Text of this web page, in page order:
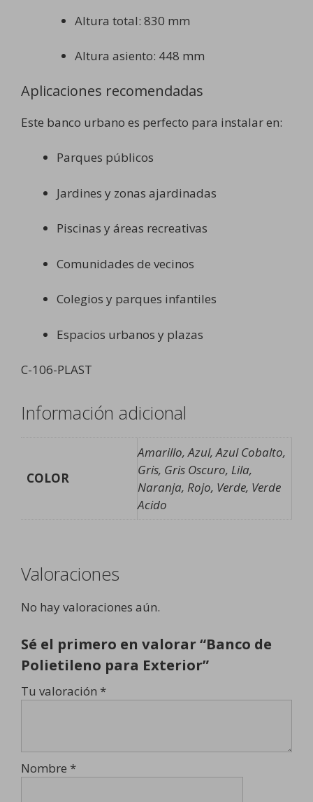
Altura total: 830 mm
Altura asiento: 448 mm
Aplicaciones recomendadas
Este banco urbano es perfecto para instalar en:
Parques públicos
Jardines y zonas ajardinadas
Piscinas y áreas recreativas
Comunidades de vecinos
Colegios y parques infantiles
Espacios urbanos y plazas
C-106-PLAST
Información adicional
COLOR
Amarillo, Azul, Azul Cobalto,
Gris, Gris Oscuro, Lila,
Naranja, Rojo, Verde, Verde
Acido
Valoraciones
No hay valoraciones aún.
Sé el primero en valorar “Banco de
Polietileno para Exterior”
Tu valoración *
Nombre *